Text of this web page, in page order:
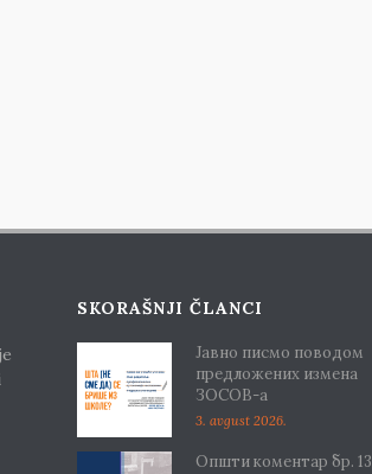
SKORAŠNJI ČLANCI
Јавно писмо поводом
предложених измена
ЗОСОВ-а
3. avgust 2026.
Општи коментар бр. 13